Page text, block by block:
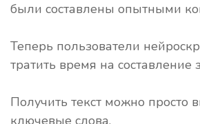
были составлены опытными
Теперь пользователи
тратить время на составление
Получить текст можно просто